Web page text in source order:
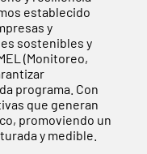
establecido
y
sostenibles y
(Monitoreo,
programa. Con
que generan
promoviendo un
y medible.